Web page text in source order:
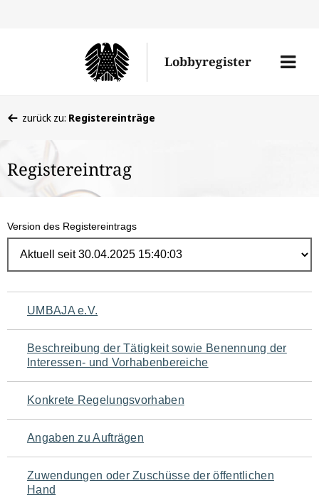
Lobbyregister
Menü
befinden
hier:
zurück zu: Registereinträge
Registereintrag
Version des Registereintrags
Navigation
für
den
Seiteninhalt
UMBAJA e.V.
Beschreibung der Tätigkeit sowie Benennung der
Interessen- und Vorhabenbereiche
Konkrete Regelungsvorhaben
Angaben zu Aufträgen
Zuwendungen oder Zuschüsse der öffentlichen
Hand